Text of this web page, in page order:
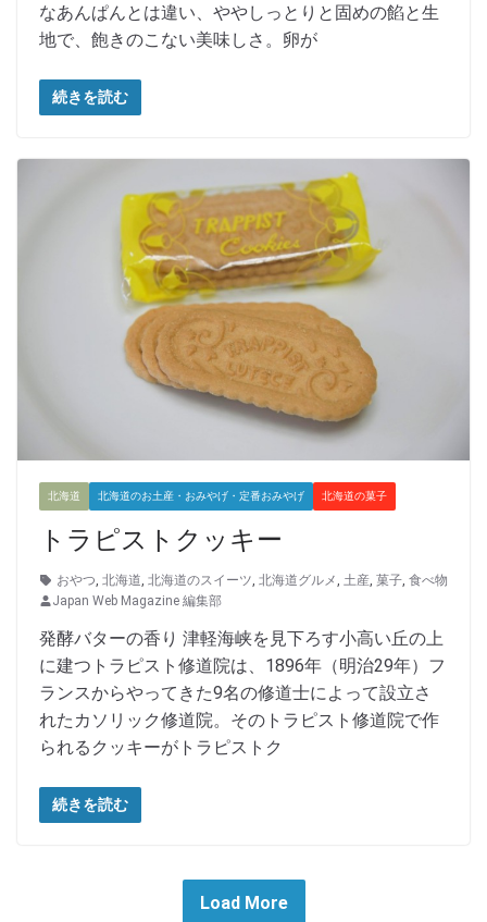
なあんぱんとは違い、ややしっとりと固めの餡と生
地で、飽きのこない美味しさ。卵が
続きを読む
北海道 北海道のお土産・おみやげ・定番おみやげ 北海道の菓子
トラピストクッキー
おやつ 北海道 北海道のスイーツ 北海道グルメ 土産 菓子 食べ物
Japan Web Magazine 編集部
発酵バターの香り 津軽海峡を見下ろす小高い丘の上
に建つトラピスト修道院は、1896年（明治29年）フ
ランスからやってきた9名の修道士によって設立さ
れたカソリック修道院。そのトラピスト修道院で作
られるクッキーがトラピストク
続きを読む
Load More